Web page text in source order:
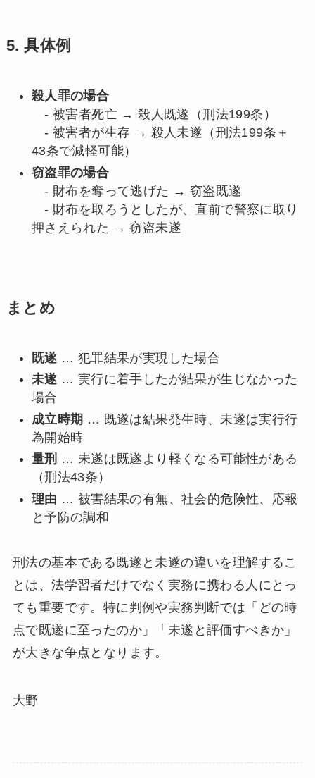
5. 具体例
殺人罪の場合
- 被害者死亡 → 殺人既遂（刑法199条）
- 被害者が生存 → 殺人未遂（刑法199条＋
43条で減軽可能）
窃盗罪の場合
- 財布を奪って逃げた → 窃盗既遂
- 財布を取ろうとしたが、直前で警察に取り
押さえられた → 窃盗未遂
まとめ
既遂 … 犯罪結果が実現した場合
未遂 … 実行に着手したが結果が生じなかった
場合
成立時期 … 既遂は結果発生時、未遂は実行行
為開始時
量刑 … 未遂は既遂より軽くなる可能性がある
（刑法43条）
理由 … 被害結果の有無、社会的危険性、応報
と予防の調和
刑法の基本である既遂と未遂の違いを理解するこ
とは、法学習者だけでなく実務に携わる人にとっ
ても重要です。特に判例や実務判断では「どの時
点で既遂に至ったのか」「未遂と評価すべきか」
が大きな争点となります。
大野